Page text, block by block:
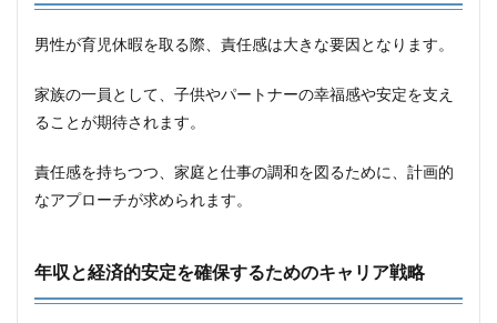
男性が育児休暇を取る際、責任感は大きな要因となります。
家族の一員として、子供やパートナーの幸福感や安定を支え
ることが期待されます。
責任感を持ちつつ、家庭と仕事の調和を図るために、計画的
なアプローチが求められます。
年収と経済的安定を確保するためのキャリア戦略